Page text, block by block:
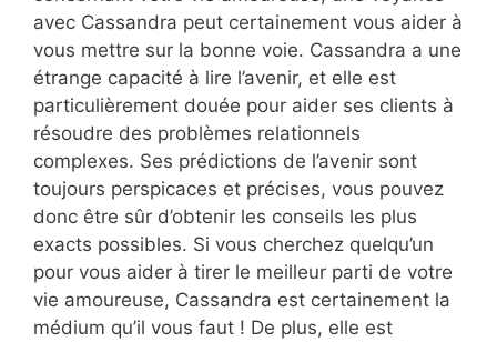
avec Cassandra peut certainement vous aider à
vous mettre sur la bonne voie. Cassandra a une
étrange capacité à lire l’avenir, et elle est
particulièrement douée pour aider ses clients à
résoudre des problèmes relationnels
complexes. Ses prédictions de l’avenir sont
toujours perspicaces et précises, vous pouvez
donc être sûr d’obtenir les conseils les plus
exacts possibles. Si vous cherchez quelqu’un
pour vous aider à tirer le meilleur parti de votre
vie amoureuse, Cassandra est certainement la
médium qu’il vous faut ! De plus, elle est